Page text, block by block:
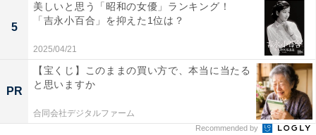
面な印象というだけでなく実は感情豊かな人間性があっ
たのではないかと想像して楽しく拝見できたから」など
の声が寄せられました。
5
美しいと思う「昭和の女優」ランキング！
「吉永小百合」を抑えた1位は？
2025/04/21
PR
【宝くじ】このままの買い方で、本当に当たる
と思いますか
合同会社デジタルファーム
Recommended by